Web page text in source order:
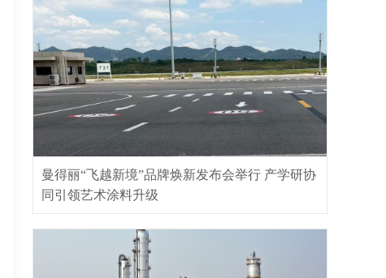
曼得丽“飞越新境”品牌焕新发布会举行 产学研协
同引领艺术涂料升级